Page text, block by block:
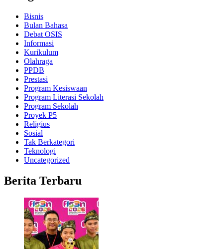
Bisnis
Bulan Bahasa
Debat OSIS
Informasi
Kurikulum
Olahraga
PPDB
Prestasi
Program Kesiswaan
Program Literasi Sekolah
Program Sekolah
Proyek P5
Religius
Sosial
Tak Berkategori
Teknologi
Uncategorized
Berita Terbaru